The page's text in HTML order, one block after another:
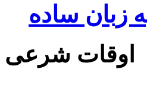
زبان ساده
اوقات شرعی